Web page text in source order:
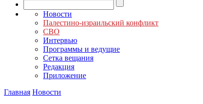
Новости
Палестино-израильский конфликт
СВО
Интервью
Программы и ведущие
Сетка вещания
Редакция
Приложение
Главная Новости